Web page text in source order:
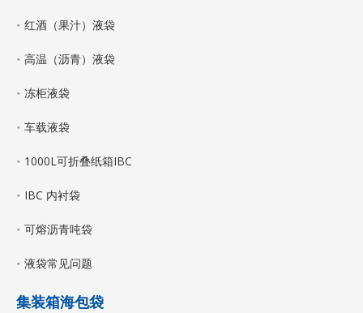
红酒（果汁）液袋
高温（沥青）液袋
冻柜液袋
车载液袋
1000L可折叠纸箱IBC
IBC 内衬袋
可熔沥青吨袋
液袋常见问题
集装箱海包袋